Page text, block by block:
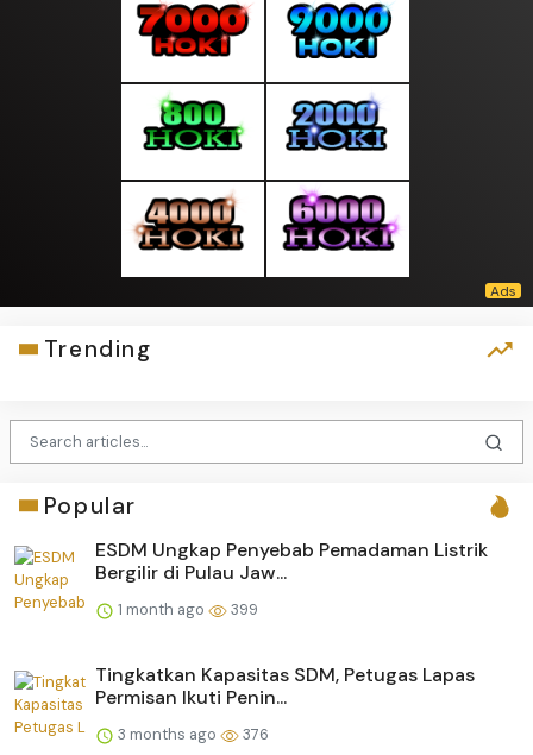
Trending
Popular
ESDM Ungkap Penyebab Pemadaman Listrik
Bergilir di Pulau Jaw...
1 month ago 399
Tingkatkan Kapasitas SDM, Petugas Lapas
Permisan Ikuti Penin...
3 months ago 376